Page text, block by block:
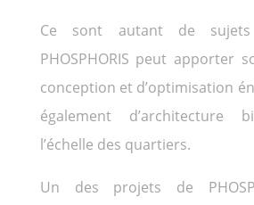
Ce sont autant de
PHOSPHORIS peut apporter
conception et d’optimisation
également d’architecture
l’échelle des quartiers.
Un des projets de